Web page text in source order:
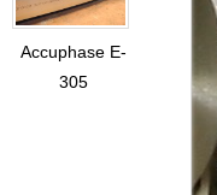
Accuphase E-
305